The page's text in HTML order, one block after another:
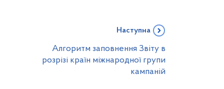
Наступна
Алгоритм заповнення Звіту в
розрізі країн міжнародної групи
кампаній